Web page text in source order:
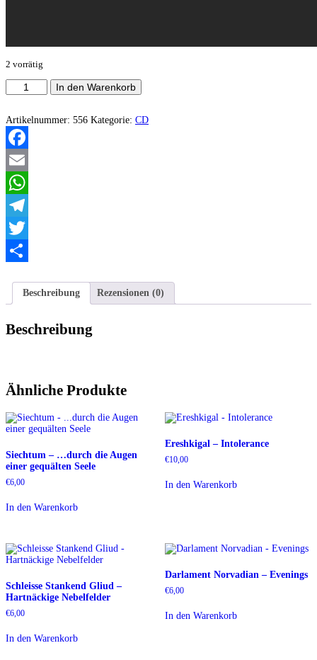
2 vorrätig
Tragacanth
-
of
the
east
Menge
In den Warenkorb
Artikelnummer: 556 Kategorie: CD
Facebook
Email
WhatsApp
Telegram
Twitter
Beschreibung
Rezensionen (0)
Beschreibung
Ähnliche Produkte
Siechtum – …durch die Augen
einer gequälten Seele
€6,00
In den Warenkorb
Ereshkigal – Intolerance
€10,00
In den Warenkorb
Schleisse Stankend Gliud –
Hartnäckige Nebelfelder
€6,00
In den Warenkorb
Darlament Norvadian – Evenings
€6,00
In den Warenkorb